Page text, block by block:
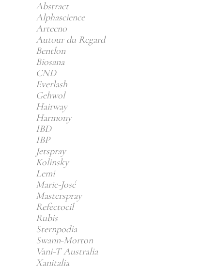
Abstract
Alphascience
Artecno
Autour du Regard
Bentlon
Biosana
CND
Everlash
Gehwol
Hairway
Harmony
IBD
IBP
Jetspray
Kolinsky
Lemi
Marie-José
Masterspray
Refectocil
Rubis
Sternpodia
Swann-Morton
Vani-T Australia
Xanitalia